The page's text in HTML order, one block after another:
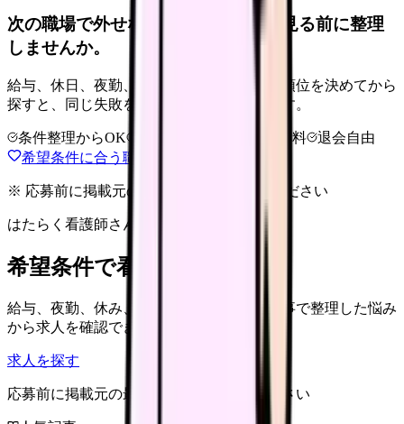
次の職場で外せない条件を、求人を見る前に整理
しませんか。
給与、休日、夜勤、通勤、人間関係。優先順位を決めてから
探すと、同じ失敗を繰り返しにくくなります。
条件整理からOK 完全無料
退会自由
希望条件に合う職場を相談する
※ 応募前に掲載元の最新情報を確認してください
はたらく看護師さん 求人
希望条件で看護師求人を探す
給与、夜勤、休み、ブランクなど、この記事で整理した悩み
から求人を確認できます。
求人を探す
応募前に掲載元の最新情報を確認してください